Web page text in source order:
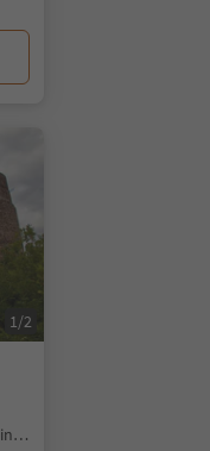
1/2
Kalterer Klughammer, Kaltern an der Weinstraße, Südtiroler Weinstraße